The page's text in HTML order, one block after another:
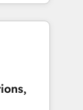
🔹